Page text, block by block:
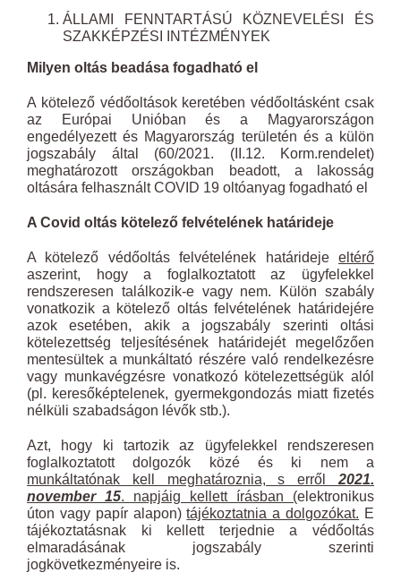
ÁLLAMI FENNTARTÁSÚ KÖZNEVELÉSI ÉS
SZAKKÉPZÉSI INTÉZMÉNYEK
Milyen oltás beadása fogadható el
A kötelező védőoltások keretében védőoltásként csak
az Európai Unióban és a Magyarországon
engedélyezett és Magyarország területén és a külön
jogszabály által (60/2021. (II.12. Korm.rendelet)
meghatározott országokban beadott, a lakosság
oltására felhasznált COVID 19 oltóanyag fogadható el
A Covid oltás kötelező felvételének határideje
A kötelező védőoltás felvételének határideje eltérő
aszerint, hogy a foglalkoztatott az ügyfelekkel
rendszeresen találkozik-e vagy nem. Külön szabály
vonatkozik a kötelező oltás felvételének határidejére
azok esetében, akik a jogszabály szerinti oltási
kötelezettség teljesítésének határidejét megelőzően
mentesültek a munkáltató részére való rendelkezésre
vagy munkavégzésre vonatkozó kötelezettségük alól
(pl. keresőképtelenek, gyermekgondozás miatt fizetés
nélküli szabadságon lévők stb.).
Azt, hogy ki tartozik az ügyfelekkel rendszeresen
foglalkoztatott dolgozók közé és ki nem a
munkáltatónak kell meghatároznia, s erről 2021.
november 15. napjáig kellett írásban (elektronikus
úton vagy papír alapon)tájékoztatnia a dolgozókat. E
tájékoztatásnak ki kellett terjednie a védőoltás
elmaradásának jogszabály szerinti
jogkövetkezményeire is.